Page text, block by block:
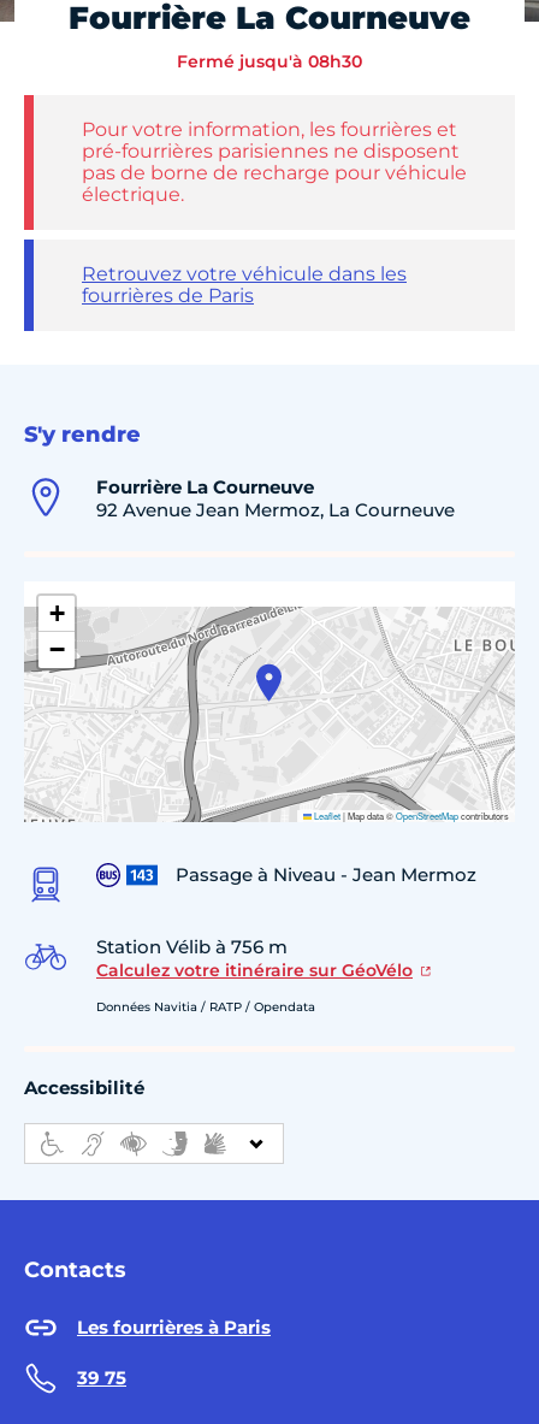
Fourrière La Courneuve
Fermé jusqu'à 08h30
Pour votre information, les fourrières et
pré-fourrières parisiennes ne disposent
pas de borne de recharge pour véhicule
électrique.
Retrouvez votre véhicule dans les
fourrières de Paris
S'y rendre
Fourrière La Courneuve
92 Avenue Jean Mermoz, La Courneuve
+
−
Leaflet|Map data ©OpenStreetMapcontributors
Passage à Niveau - Jean Mermoz
Station Vélib à 756 m
Calculez votre itinéraire sur GéoVélo
Données Navitia / RATP / Opendata
Accessibilité
Contacts
Les fourrières à Paris
39 75